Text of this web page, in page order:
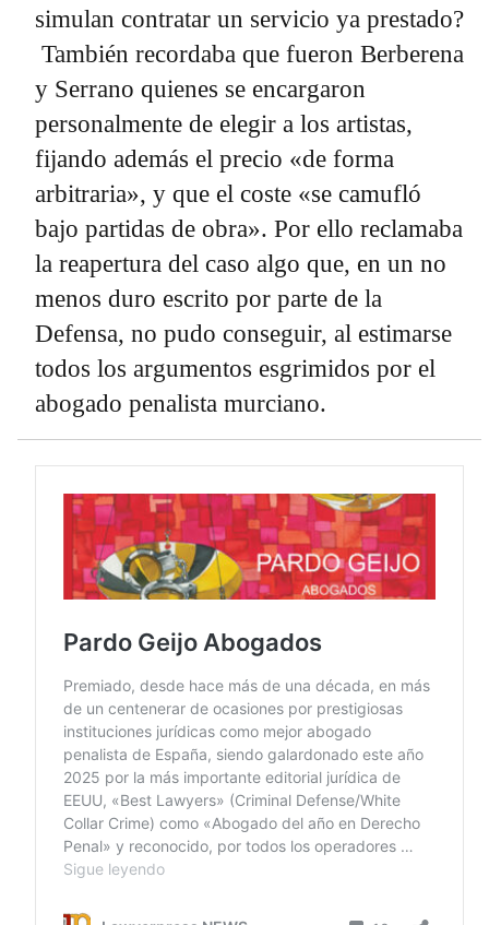
simulan contratar un servicio ya prestado?
También recordaba que fueron Berberena
y Serrano quienes se encargaron
personalmente de elegir a los artistas,
fijando además el precio «de forma
arbitraria», y que el coste «se camufló
bajo partidas de obra». Por ello reclamaba
la reapertura del caso algo que, en un no
menos duro escrito por parte de la
Defensa, no pudo conseguir, al estimarse
todos los argumentos esgrimidos por el
abogado penalista murciano.